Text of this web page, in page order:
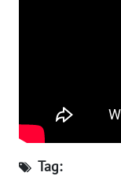
Tag:
REDAKSI
KARIR